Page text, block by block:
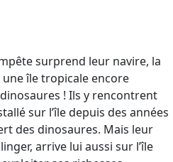
surprend leur navire, la
une île tropicale encore
! Ils y rencontrent
sur l’île depuis des années
des dinosaures. Mais leur
arrive lui aussi sur l’île